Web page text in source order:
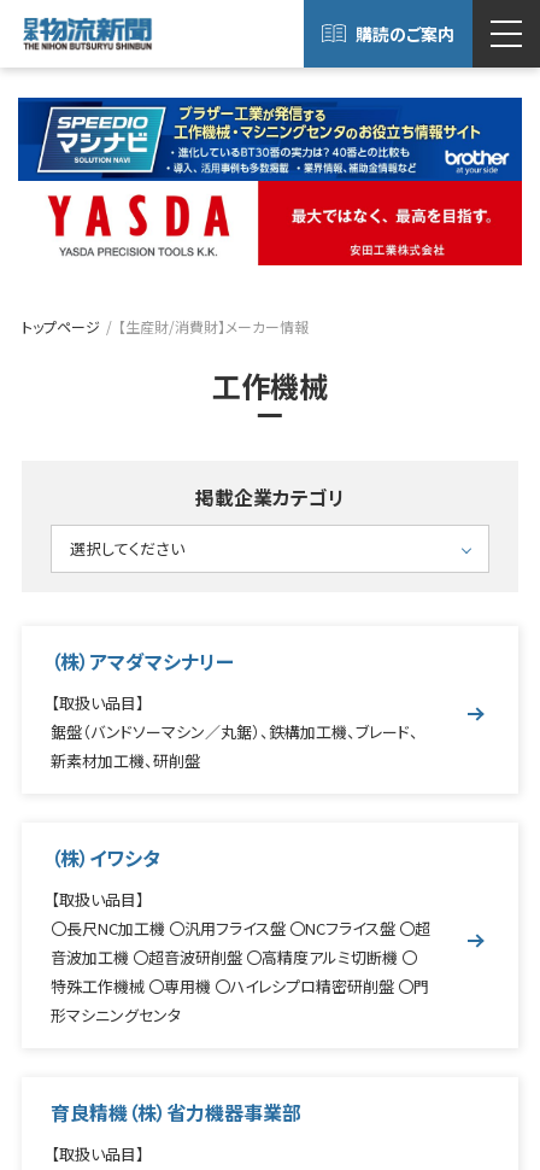
購読のご案内
トップページ 【生産財/消費財】メーカー情報
工作機械
掲載企業カテゴリ
選択してください
ロボット・機械周辺機器
環境改善機器
切削・補要工具
測定・計測機器
流体機器
鉄骨加工機械
空調設備機器
（株）アマダマシナリー
【取扱い品目】
鋸盤（バンドソーマシン／丸鋸）、鉄構加工機、ブレード、
新素材加工機、研削盤
（株）イワシタ
【取扱い品目】
〇長尺NC加工機 〇汎用フライス盤 〇NCフライス盤 〇超
音波加工機 〇超音波研削盤 〇高精度アルミ切断機 〇
特殊工作機械 〇専用機 〇ハイレシプロ精密研削盤 〇門
形マシニングセンタ
育良精機（株）省力機器事業部
【取扱い品目】